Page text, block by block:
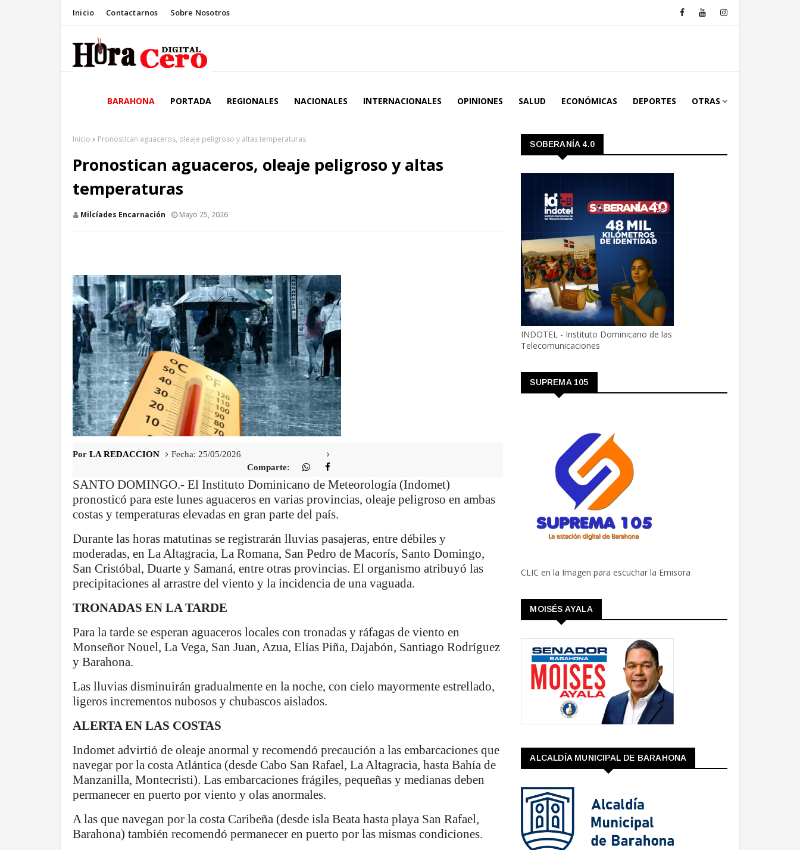
Inicio Contactarnos Sobre Nosotros
BARAHONA PORTADA REGIONALES NACIONALES INTERNACIONALES OPINIONES SALUD ECONÓMICAS DEPORTES OTRAS
Inicio Pronostican aguaceros, oleaje peligroso y altas temperaturas
Pronostican aguaceros, oleaje peligroso y altas
temperaturas
Milcíades Encarnación Mayo 25, 2026
Por LA REDACCION
Fecha: 25/05/2026
Comparte:
SANTO DOMINGO.- El Instituto Dominicano de Meteorología (Indomet)
pronosticó para este lunes aguaceros en varias provincias, oleaje peligroso en ambas
costas y temperaturas elevadas en gran parte del país.
Durante las horas matutinas se registrarán lluvias pasajeras, entre débiles y
moderadas, en La Altagracia, La Romana, San Pedro de Macorís, Santo Domingo,
San Cristóbal, Duarte y Samaná, entre otras provincias. El organismo atribuyó las
precipitaciones al arrastre del viento y la incidencia de una vaguada.
TRONADAS EN LA TARDE
Para la tarde se esperan aguaceros locales con tronadas y ráfagas de viento en
Monseñor Nouel, La Vega, San Juan, Azua, Elías Piña, Dajabón, Santiago Rodríguez
y Barahona.
Las lluvias disminuirán gradualmente en la noche, con cielo mayormente estrellado,
ligeros incrementos nubosos y chubascos aislados.
ALERTA EN LAS COSTAS
Indomet advirtió de oleaje anormal y recomendó precaución a las embarcaciones que
navegar por la costa Atlántica (desde Cabo San Rafael, La Altagracia, hasta Bahía de
Manzanilla, Montecristi). Las embarcaciones frágiles, pequeñas y medianas deben
permanecer en puerto por viento y olas anormales.
A las que navegan por la costa Caribeña (desde isla Beata hasta playa San Rafael,
Barahona) también recomendó permanecer en puerto por las mismas condiciones.
SOBERANÍA 4.0
INDOTEL - Instituto Dominicano de las
Telecomunicaciones
SUPREMA 105
CLIC en la Imagen para escuchar la Emisora
MOISÉS AYALA
ALCALDÍA MUNICIPAL DE BARAHONA